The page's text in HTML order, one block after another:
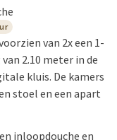
van 2x een 1-
2.10 meter in de
kluis. De kamers
stoel en een apart
inloopdouche en